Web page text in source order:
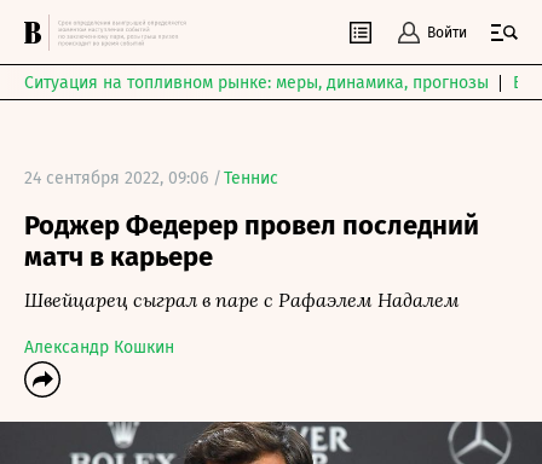
Войти
Ситуация на топливном рынке: меры, динамика, прогнозы
24 сентября 2022, 09:06 /Теннис
Роджер Федерер провел последний
матч в карьере
Швейцарец сыграл в паре с Рафаэлем Надалем
Александр Кошкин